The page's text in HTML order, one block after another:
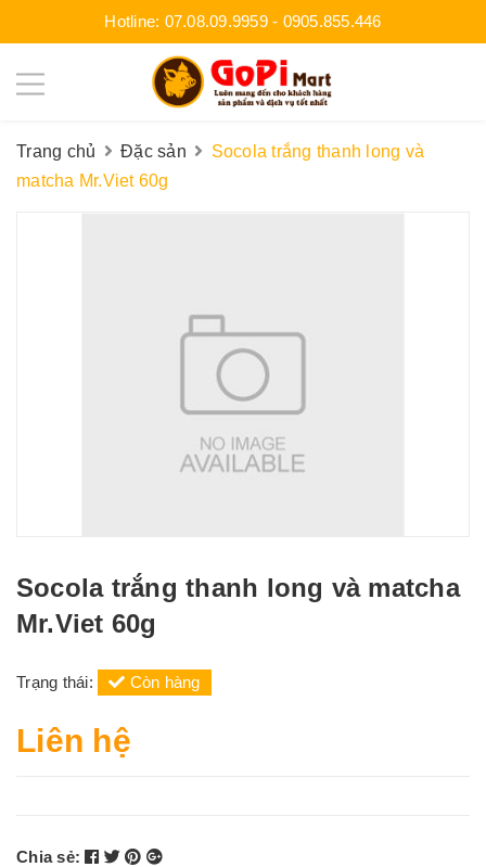
Hotline: 07.08.09.9959- 0905.855.446
Trang chủ Đặc sản
Socola trắng thanh long và
matcha Mr.Viet 60g
Socola trắng thanh long và matcha
Mr.Viet 60g
Trạng thái: Còn hàng
Liên hệ
Chia sẻ: